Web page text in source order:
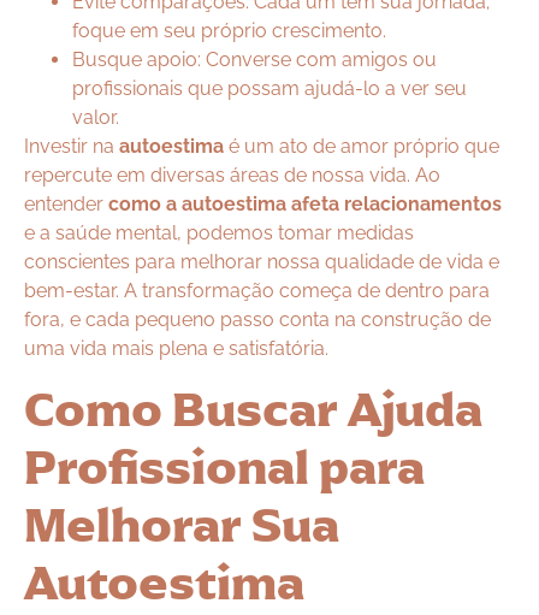
foque em seu próprio crescimento.
Busque apoio: Converse com amigos ou
profissionais que possam ajudá-lo a ver seu
valor.
Investir na autoestima é um ato de amor próprio que
repercute em diversas áreas de nossa vida. Ao
entender como a autoestima afeta relacionamentos
e a saúde mental, podemos tomar medidas
conscientes para melhorar nossa qualidade de vida e
bem-estar. A transformação começa de dentro para
fora, e cada pequeno passo conta na construção de
uma vida mais plena e satisfatória.
Como Buscar Ajuda
Profissional para
Melhorar Sua
Autoestima